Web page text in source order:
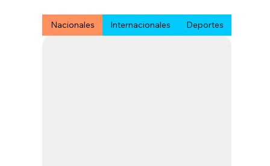
Nacionales Internacionales Deportes